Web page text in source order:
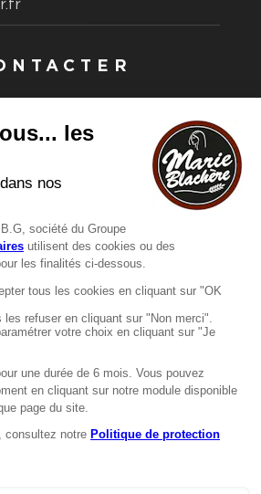
nous contacter ?
FAQ.
données
environnementales des